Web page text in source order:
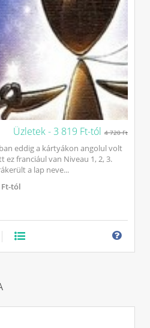
Üzletek -3 819 Ft-tól 4 720 Ft
eddig a kártyákon angolul volt
ez franciául van Niveau 1, 2, 3.
a lap neve...
Ft-tól